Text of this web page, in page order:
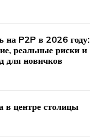
на P2P в 2026 году:
реальные риски и
для новичков
в центре столицы